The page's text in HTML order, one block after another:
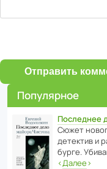
Отправить
Популярное
Последнее
Сюжет
дете­ктив и
бурге.
‹Далее›